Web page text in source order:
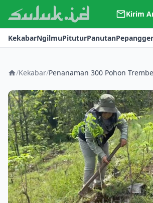
Kirim
Kerjasama
Kontak
KekabarNgilmuPituturPanutan
/Kekabar/